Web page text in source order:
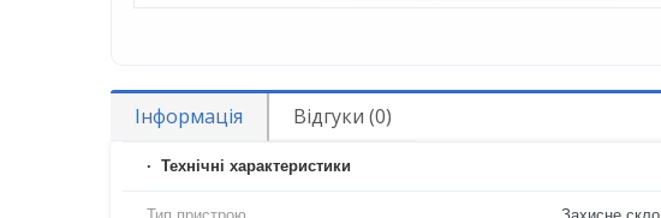
Інформація Відгуки (0)
Технічні характеристики